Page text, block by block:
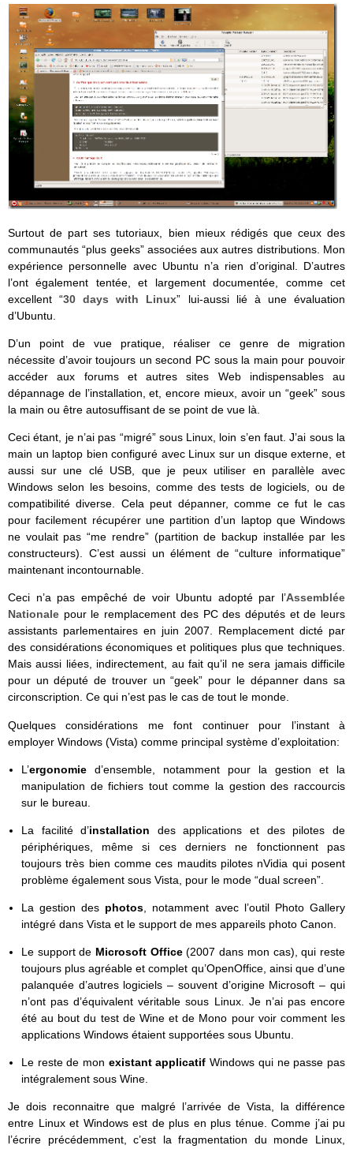
Surtout de part ses tutoriaux, bien mieux rédigés que ceux des
communautés “plus geeks” associées aux autres distributions. Mon
expérience personnelle avec Ubuntu n’a rien d’original. D’autres
l’ont également tentée, et largement documentée, comme cet
excellent “30 days with Linux” lui-aussi lié à une évaluation
d’Ubuntu.
D’un point de vue pratique, réaliser ce genre de migration
nécessite d’avoir toujours un second PC sous la main pour pouvoir
accéder aux forums et autres sites Web indispensables au
dépannage de l’installation, et, encore mieux, avoir un “geek” sous
la main ou être autosuffisant de se point de vue là.
Ceci étant, je n’ai pas “migré” sous Linux, loin s’en faut. J’ai sous la
main un laptop bien configuré avec Linux sur un disque externe, et
aussi sur une clé USB, que je peux utiliser en parallèle avec
Windows selon les besoins, comme des tests de logiciels, ou de
compatibilité diverse. Cela peut dépanner, comme ce fut le cas
pour facilement récupérer une partition d’un laptop que Windows
ne voulait pas “me rendre” (partition de backup installée par les
constructeurs). C’est aussi un élément de “culture informatique”
maintenant incontournable.
Ceci n’a pas empêché de voir Ubuntu adopté par l’Assemblée
Nationale pour le remplacement des PC des députés et de leurs
assistants parlementaires en juin 2007. Remplacement dicté par
des considérations économiques et politiques plus que techniques.
Mais aussi liées, indirectement, au fait qu’il ne sera jamais difficile
pour un député de trouver un “geek” pour le dépanner dans sa
circonscription. Ce qui n’est pas le cas de tout le monde.
Quelques considérations me font continuer pour l’instant à
employer Windows (Vista) comme principal système d’exploitation:
L’ergonomie d’ensemble, notamment pour la gestion et la
manipulation de fichiers tout comme la gestion des raccourcis
sur le bureau.
La facilité d’installation des applications et des pilotes de
périphériques, même si ces derniers ne fonctionnent pas
toujours très bien comme ces maudits pilotes nVidia qui posent
problème également sous Vista, pour le mode “dual screen”.
La gestion des photos , notamment avec l’outil Photo Gallery
intégré dans Vista et le support de mes appareils photo Canon.
Le support de Microsoft Office(2007 dans mon cas), qui reste
toujours plus agréable et complet qu’OpenOffice, ainsi que d’une
palanquée d’autres logiciels – souvent d’origine Microsoft – qui
n’ont pas d’équivalent véritable sous Linux. Je n’ai pas encore
été au bout du test de Wine et de Mono pour voir comment les
applications Windows étaient supportées sous Ubuntu.
Le reste de mon existant applicatifWindows qui ne passe pas
intégralement sous Wine.
Je dois reconnaitre que malgré l’arrivée de Vista, la différence
entre Linux et Windows est de plus en plus ténue. Comme j’ai pu
l’écrire précédemment, c’est la fragmentation du monde Linux,